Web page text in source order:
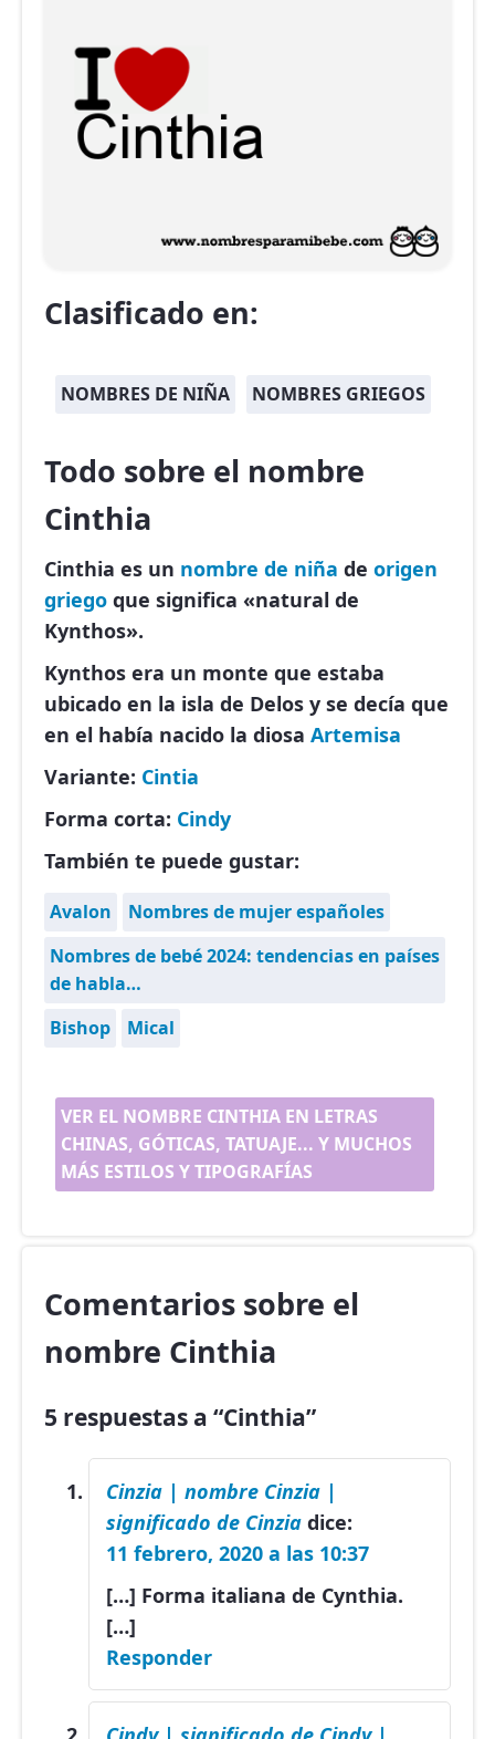
Clasificado en:
NOMBRES DE NIÑA NOMBRES GRIEGOS
Todo sobre el nombre
Cinthia
Cinthia es un nombre de niña de origen
griego que significa «natural de
Kynthos».
Kynthos era un monte que estaba
ubicado en la isla de Delos y se decía que
en el había nacido la diosa Artemisa
Variante: Cintia
Forma corta: Cindy
También te puede gustar:
Avalon
Nombres de mujer españoles
Nombres de bebé 2024: tendencias en países
de habla…
Bishop
Mical
VER EL NOMBRE CINTHIA EN LETRAS
CHINAS, GÓTICAS, TATUAJE... Y MUCHOS
MÁS ESTILOS Y TIPOGRAFÍAS
Comentarios sobre el
nombre Cinthia
5 respuestas a “Cinthia”
Cinzia | nombre Cinzia |
significado de Cinzia dice:
11 febrero, 2020 a las 10:37
[…] Forma italiana de Cynthia.
[…]
Responder